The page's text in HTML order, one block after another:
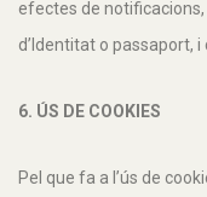
efectes de
d’Identitat o passaport,
6. ÚS DE COOKIES
Pel que fa a l’ús de